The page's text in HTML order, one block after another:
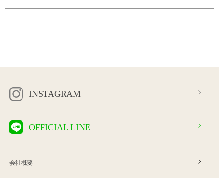
INSTAGRAM
OFFICIAL LINE
会社概要